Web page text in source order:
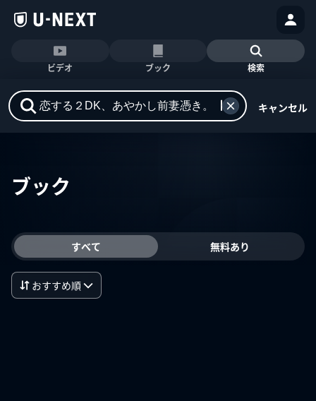
ビデオ ブック 検索
キャンセル
ブック
すべて 無料あり
おすすめ順